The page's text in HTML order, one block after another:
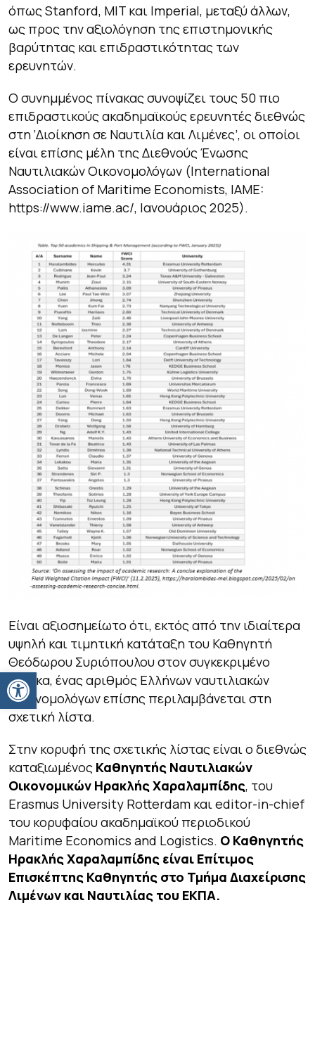
Ανοίξτε τη γραμμή εργαλείων
όπως Stanford, MIT και Imperial, μεταξύ άλλων,
ως προς την αξιολόγηση της επιστημονικής
βαρύτητας και επιδραστικότητας των
ερευνητών.
Ο συνημμένος πίνακας συνοψίζει τους 50 πιο
επιδραστικούς ακαδημαϊκούς ερευνητές διεθνώς
στη ‘Διοίκηση σε Ναυτιλία και Λιμένες’, οι οποίοι
είναι επίσης μέλη της Διεθνούς Ένωσης
Ναυτιλιακών Οικονομολόγων (International
Association of Maritime Economists, IAME:
https://www.iame.ac/, Ιανουάριος 2025).
Είναι αξιοσημείωτο ότι, εκτός από την ιδιαίτερα
υψηλή και τιμητική κατάταξη του Καθηγητή
Θεόδωρου Συριόπουλου στον συγκεκριμένο
πίνακα, ένας αριθμός Ελλήνων ναυτιλιακών
οικονομολόγων επίσης περιλαμβάνεται στη
σχετική λίστα.
Στην κορυφή της σχετικής λίστας είναι ο διεθνώς
καταξιωμένος Καθηγητής Ναυτιλιακών
Οικονομικών Ηρακλής Χαραλαμπίδης, του
Erasmus University Rotterdam και editor-in-chief
του κορυφαίου ακαδημαϊκού περιοδικού
Maritime Economics and Logistics. Ο Καθηγητής
Ηρακλής Χαραλαμπίδης είναι Επίτιμος
Επισκέπτης Καθηγητής στο Τμήμα Διαχείρισης
Λιμένων και Ναυτιλίας του ΕΚΠΑ.